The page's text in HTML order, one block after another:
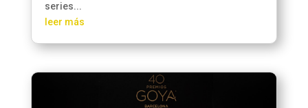
series...
leer más